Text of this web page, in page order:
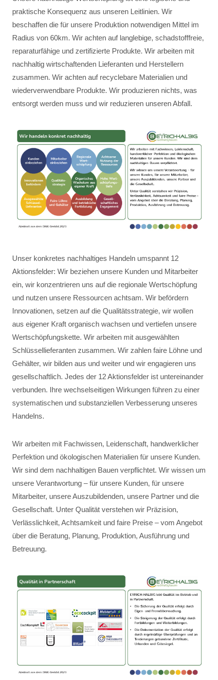
praktische Konsequenz aus unseren Leitlinien. Wir
beschaffen die für unsere Produktion notwendigen Mittel im
Radius von 60km. Wir achten auf langlebige, schadstofffreie,
reparaturfähige und zertifizierte Produkte. Wir arbeiten mit
nachhaltig wirtschaftenden Lieferanten und Herstellern
zusammen. Wir achten auf recyclebare Materialien und
wiederverwendbare Produkte. Wir produzieren nichts, was
entsorgt werden muss und wir reduzieren unseren Abfall.
Unser konkretes nachhaltiges Handeln umspannt 12
Aktionsfelder: Wir beziehen unsere Kunden und Mitarbeiter
ein, wir konzentrieren uns auf die regionale Wertschöpfung
und nutzen unsere Ressourcen achtsam. Wir befördern
Innovationen, setzen auf die Qualitätsstrategie, wir wollen
aus eigener Kraft organisch wachsen und vertiefen unsere
Wertschöpfungskette. Wir arbeiten mit ausgewählten
Schlüssellieferanten zusammen. Wir zahlen faire Löhne und
Gehälter, wir bilden aus und weiter und wir engagieren uns
gesellschaftlich. Jedes der 12 Aktionsfelder ist untereinander
verbunden. Ihre wechselseitigen Wirkungen führen zu einer
systematischen und substanziellen Verbesserung unseres
Handelns.
Wir arbeiten mit Fachwissen, Leidenschaft, handwerklicher
Perfektion und ökologischen Materialien für unsere Kunden.
Wir sind dem nachhaltigen Bauen verpflichtet. Wir wissen um
unsere Verantwortung – für unsere Kunden, für unsere
Mitarbeiter, unsere Auszubildenden, unsere Partner und die
Gesellschaft. Unter Qualität verstehen wir Präzision,
Verlässlichkeit, Achtsamkeit und faire Preise – vom Angebot
über die Beratung, Planung, Produktion, Ausführung und
Betreuung.